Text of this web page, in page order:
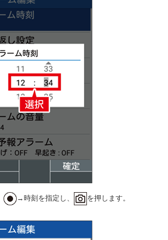
→時刻を指定し、 を押します。